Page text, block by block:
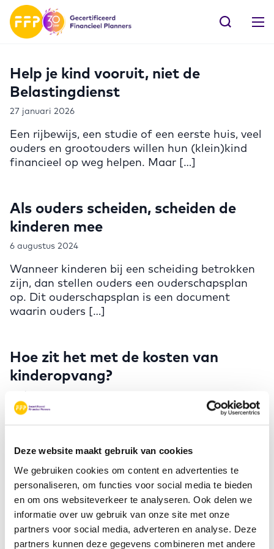
Deze website maakt gebruik van cookies
We gebruiken cookies om content en advertenties te
personaliseren, om functies voor social media te bieden
en om ons websiteverkeer te analyseren. Ook delen we
informatie over uw gebruik van onze site met onze
partners voor social media, adverteren en analyse. Deze
partners kunnen deze gegevens combineren met andere
Help je kind vooruit, niet de
Belastingdienst
27 januari 2026
Een rijbewijs, een studie of een eerste huis, veel
ouders en grootouders willen hun (klein)kind
financieel op weg helpen. Maar […]
Als ouders scheiden, scheiden de
kinderen mee
6 augustus 2024
Wanneer kinderen bij een scheiding betrokken
zijn, dan stellen ouders een ouderschapsplan
op. Dit ouderschapsplan is een document
waarin ouders […]
Hoe zit het met de kosten van
kinderopvang?
4 juli 2023
De overheid wil ondersteunen en stimuleren
de arbeidsmarkt. Daarom kun je als ouder […]
Wat kost het als je kind gaat
studeren?
4 juli 2023